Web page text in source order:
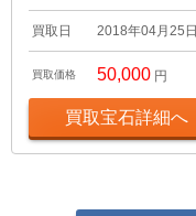
買取日 2018年04月25日
買取価格 50,000 円
買取宝石詳細へ